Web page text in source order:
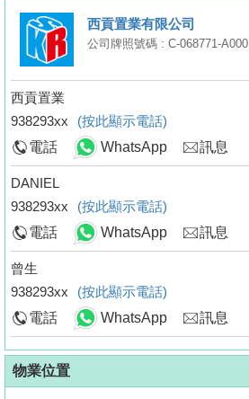
西貢置業有限公司
公司牌照號碼 : C-068771-A000
西貢置業
938293xx
(按此顯示電話)
電話
WhatsApp 訊息
DANIEL
938293xx
(按此顯示電話)
電話
WhatsApp 訊息
曾生
938293xx
(按此顯示電話)
電話
WhatsApp 訊息
物業位置